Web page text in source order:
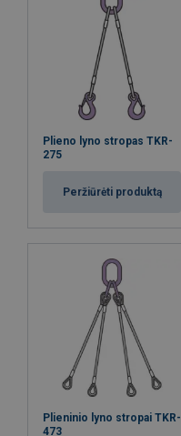
Plieno lyno stropas TKR-
275
Peržiūrėti produktą
Plieninio lyno stropai TKR-
473